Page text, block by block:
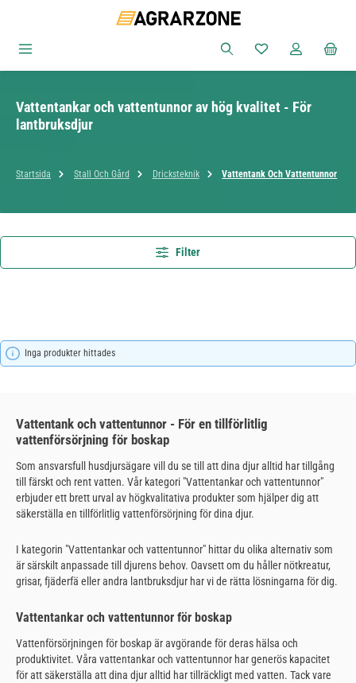
Du har 0 objekt i
Vattentankar och vattentunnor av hög kvalitet - För
lantbruksdjur
Startsida Stall Och Gård Dricksteknik Vattentank Och Vattentunnor
Filter
Inga produkter hittades
Vattentank och vattentunnor - För en tillförlitlig
vattenförsörjning för boskap
Som ansvarsfull husdjursägare vill du se till att dina djur alltid har tillgång
till färskt och rent vatten. Vår kategori "Vattentankar och vattentunnor"
erbjuder ett brett urval av högkvalitativa produkter som hjälper dig att
säkerställa en tillförlitlig vattenförsörjning för dina djur.
I kategorin "Vattentankar och vattentunnor" hittar du olika alternativ som
är särskilt anpassade till djurens behov. Oavsett om du håller nötkreatur,
grisar, fjäderfä eller andra lantbruksdjur har vi de rätta lösningarna för dig.
Vattentankar och vattentunnor för boskap
Vattenförsörjningen för boskap är avgörande för deras hälsa och
produktivitet. Våra vattentankar och vattentunnor har generös kapacitet
för att säkerställa att dina djur alltid har tillräckligt med vatten. Tack vare